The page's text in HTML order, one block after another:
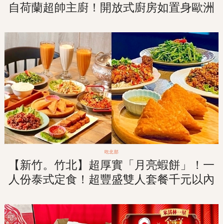
自荷蘭超帥主廚！開放式廚房如置身歐洲
吃北部
【新竹。竹北】超厚實「月亮蝦餅」！一
人份泰式定食！超豐盛雙人套餐千元以內